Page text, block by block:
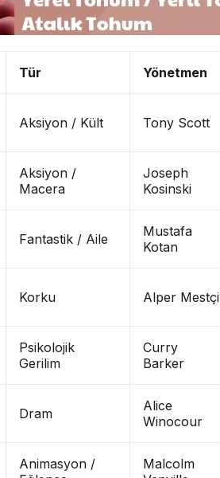
Tür Yönetmen
Aksiyon / Kült Tony Scott
Aksiyon /
Macera
Joseph
Kosinski
Fantastik / Aile
Mustafa
Kotan
Korku Alper Mestçi
Psikolojik
Gerilim
Curry
Barker
Dram
Alice
Winocour
Animasyon /
Malcolm